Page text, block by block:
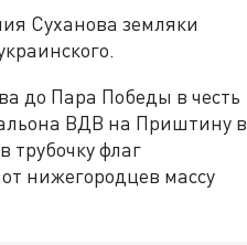
Суханова земляки
до Пара Победы в честь
ВДВ на Приштину в
трубочку флаг
нижегородцев массу